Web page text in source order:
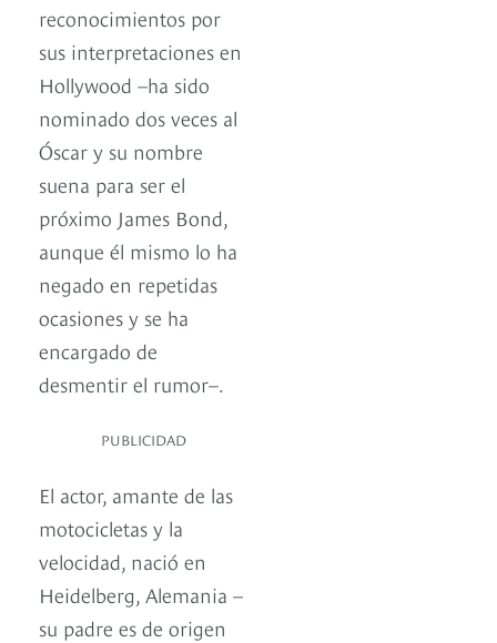
reconocimientos por
sus interpretaciones en
Hollywood –ha sido
nominado dos veces al
Óscar y su nombre
suena para ser el
próximo James Bond,
aunque él mismo lo ha
negado en repetidas
ocasiones y se ha
encargado de
desmentir el rumor–.
PUBLICIDAD
El actor, amante de las
motocicletas y la
velocidad, nació en
Heidelberg, Alemania –
su padre es de origen